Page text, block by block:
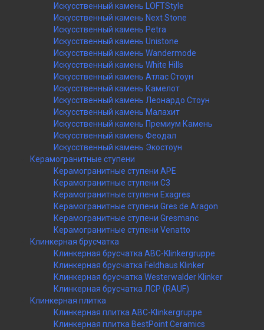
Искусственный камень LOFTStyle
Искусственный камень Next Stone
Искусственный камень Petra
Искусственный камень Unistone
Искусственный камень Wandermode
Искусственный камень White Hills
Искусственный камень Атлас Стоун
Искусственный камень Камелот
Искусственный камень Леонардо Стоун
Искусственный камень Малахит
Искусственный камень Премиум Камень
Искусственный камень Феодал
Искусственный камень Экостоун
Керамогранитные ступени
Керамогранитные ступени APE
Керамогранитные ступени C3
Керамогранитные ступени Exagres
Керамогранитные ступени Gres de Aragon
Керамогранитные ступени Gresmanc
Керамогранитные ступени Venatto
Клинкерная брусчатка
Клинкерная брусчатка ABC-Klinkergruppe
Клинкерная брусчатка Feldhaus Klinker
Клинкерная брусчатка Westerwalder Klinker
Клинкерная брусчатка ЛСР (RAUF)
Клинкерная плитка
Клинкерная плитка ABC-Klinkergruppe
Клинкерная плитка BestPoint Ceramics